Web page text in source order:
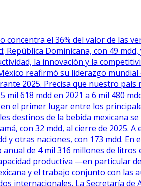
concentra el 36% del valor de las
Dominicana, con 49 mdd,
la innovación y la
reafirmó su liderazgo
2025. Precisa que nuestro
618 mdd en 2021 a 6 mil 480
el primer lugar entre los
destinos de la bebida mexicana
con 32 mdd, al cierre de 2025.
y otras naciones, con 173 mdd. En
de 4 mil 316 millones de litros
productiva —en particular
y el trabajo conjunto con las
internacionales. La Secretaría